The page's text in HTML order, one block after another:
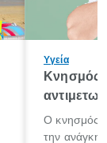
Υγεία
Κνησμός:
Ο κνησμός
την ανάγκη